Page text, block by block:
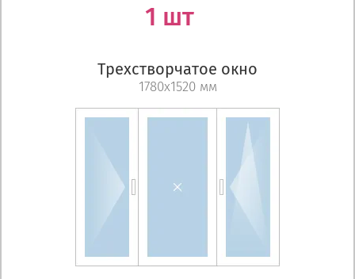
1 шт
Трехстворчатое окно
1780х1520 мм